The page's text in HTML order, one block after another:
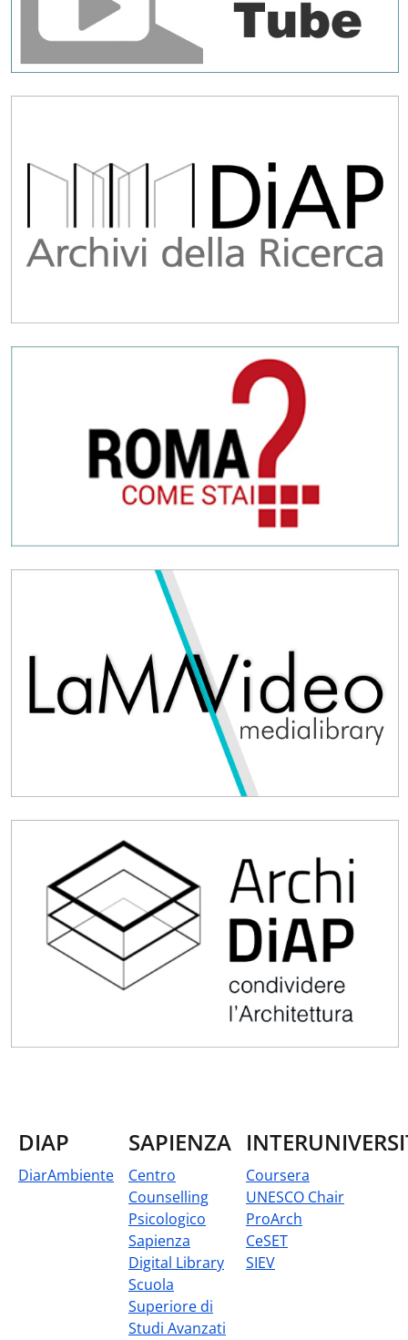
DIAP
DiarAmbiente
SAPIENZA
Centro
Counselling
Psicologico
Sapienza
Digital Library
Scuola
Superiore di
Studi Avanzati
Coursera
UNESCO Chair
ProArch
CeSET
SIEV